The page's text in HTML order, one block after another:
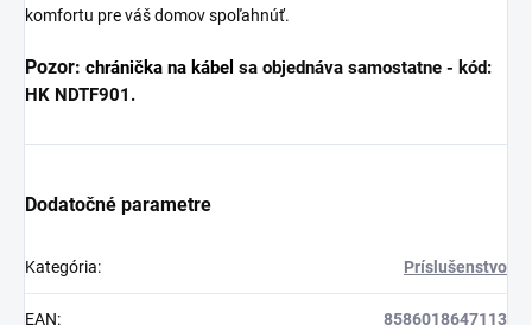
komfortu pre váš domov spoľahnúť.
Pozor: chránička na kábel sa objednáva samostatne - kód:
HK NDTF901.
Dodatočné parametre
Kategória: Príslušenstvo
EAN: 8586018647113